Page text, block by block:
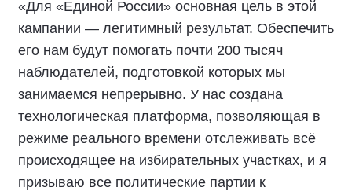
«Для «Единой России» основная цель в этой
кампании — легитимный результат. Обеспечить
его нам будут помогать почти 200 тысяч
наблюдателей, подготовкой которых мы
занимаемся непрерывно. У нас создана
технологическая платформа, позволяющая в
режиме реального времени отслеживать всё
происходящее на избирательных участках, и я
призываю все политические партии к